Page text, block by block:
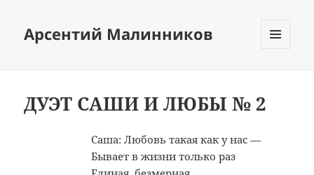
Арсентий Малинников
ДУЭТ САШИ И ЛЮБЫ № 2
Саша: Любовь такая как у нас —
Бывает в жизни только раз